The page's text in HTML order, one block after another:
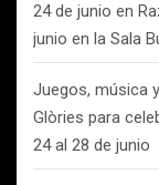
24 de junio en
junio en la Sala
Juegos, música
Glòries para
24 al 28 de junio